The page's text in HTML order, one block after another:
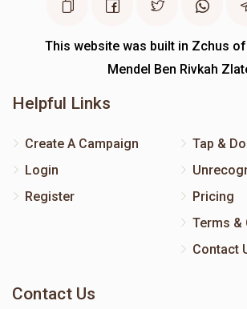
This website was built in Zchus
Mendel Ben Rivkah
Helpful Links
Create A Campaign
Login
Register
Tap &
Pricing
Terms &
Contact
Contact Us